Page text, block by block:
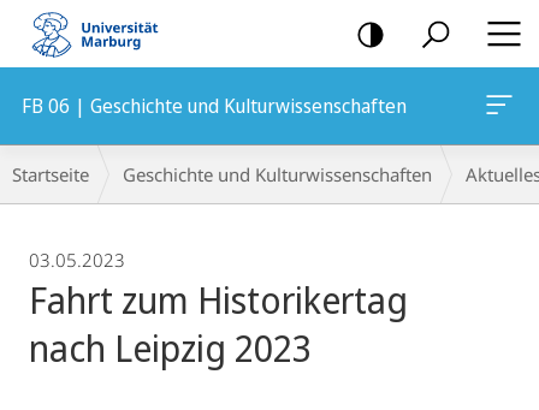
Mobile-
Navigation
FB 06 | Geschichte und Kulturwissenschaften
Breadcrumb-
Navigation
Startseite Geschichte und Kulturwissenschaften
03.05.2023
Fahrt zum Historikertag
nach Leipzig 2023